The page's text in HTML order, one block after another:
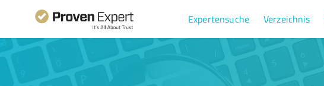
Expertensuche Verzeichnis